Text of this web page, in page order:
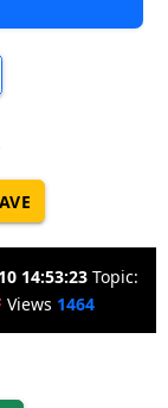
14:53:23 Topic:
Views 1464